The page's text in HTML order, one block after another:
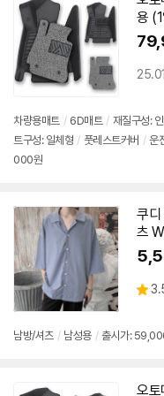
용
차량용매트 / 6D매트 / 재질구성:
트구성: 일체형 / 풋레스트커버 / 운
000원
쿠디
츠 W
별
남방/셔츠 / 남성용 / 출시가:
오토